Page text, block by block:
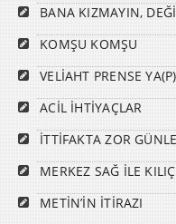
BANA KIZMAYIN,
KOMŞU KOMŞU
VELİAHT PRENSE
ACİL İHTİYAÇLAR
İTTİFAKTA ZOR
MERKEZ SAĞ İLE
METİN’İN İTİRAZI